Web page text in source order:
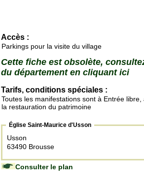
Accès :
Parkings pour la visite du village
Cette fiche est obsolète,
du département en cliquant ici
Tarifs, conditions spéciales :
Toutes les manifestations sont à Entrée
la restauration du patrimoine
Église Saint-Maurice d'Usson
Usson
63490 Brousse
Consulter le plan